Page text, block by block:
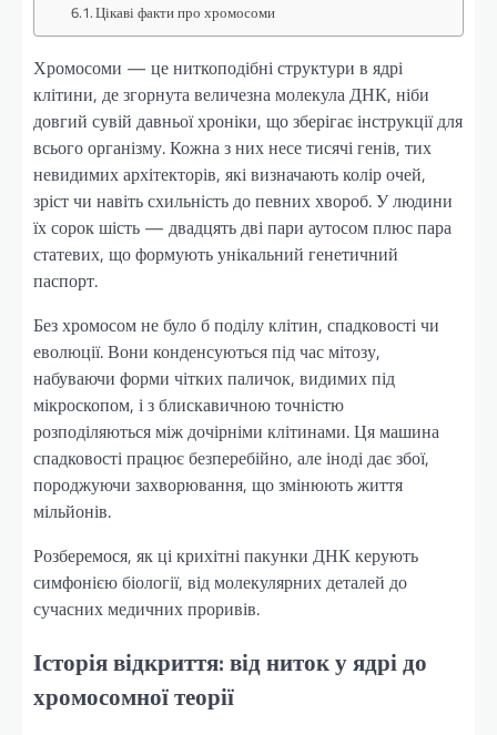
Цікаві факти про хромосоми
Хромосоми — це ниткоподібні структури в ядрі
клітини, де згорнута величезна молекула ДНК, ніби
довгий сувій давньої хроніки, що зберігає інструкції для
всього організму. Кожна з них несе тисячі генів, тих
невидимих архітекторів, які визначають колір очей,
зріст чи навіть схильність до певних хвороб. У людини
їх сорок шість — двадцять дві пари аутосом плюс пара
статевих, що формують унікальний генетичний
паспорт.
Без хромосом не було б поділу клітин, спадковості чи
еволюції. Вони конденсуються під час мітозу,
набуваючи форми чітких паличок, видимих під
мікроскопом, і з блискавичною точністю
розподіляються між дочірніми клітинами. Ця машина
спадковості працює безперебійно, але іноді дає збої,
породжуючи захворювання, що змінюють життя
мільйонів.
Розберемося, як ці крихітні пакунки ДНК керують
симфонією біології, від молекулярних деталей до
сучасних медичних проривів.
Історія відкриття: від ниток у ядрі до
хромосомної теорії